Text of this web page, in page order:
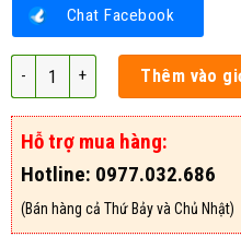
Chat Facebook
Ấm Tử Sa – Mã ATS23 số lượng
Thêm vào
Hỗ trợ mua hàng:
Hotline: 0977.032.686
(Bán hàng cả Thứ Bảy và Chủ Nhật)